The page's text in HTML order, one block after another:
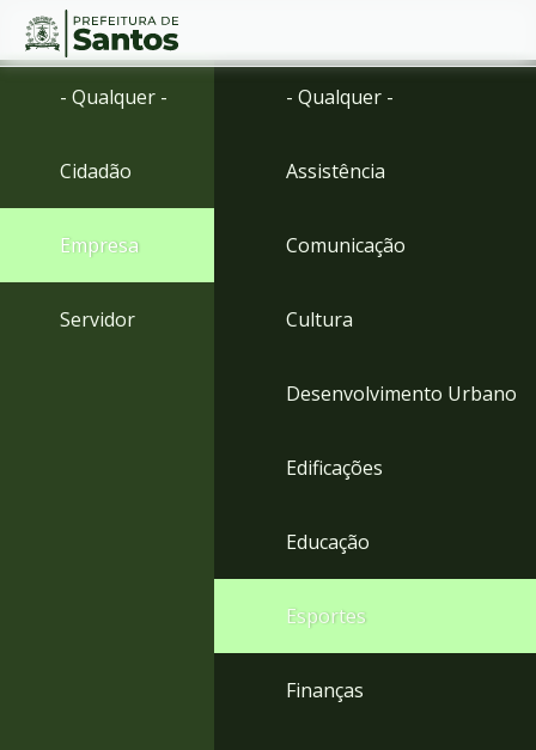
Ir
Ir
menu
Conteúdo
- Qualquer -
Cidadão
Empresa
Servidor
- Qualquer -
Assistência
Comunicação
Cultura
Desenvolvimento Urbano
Edificações
Educação
Esportes
Finanças